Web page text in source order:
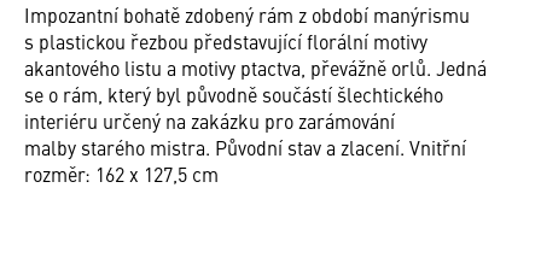
Impozantní bohatě zdobený rám z období manýrismu
s plastickou řezbou představující florální motivy
akantového listu a motivy ptactva, převážně orlů. Jedná
se o rám, který byl původně součástí šlechtického
interiéru určený na zakázku pro zarámování
malby starého mistra. Původní stav a zlacení. Vnitřní
rozměr: 162 x 127,5 cm